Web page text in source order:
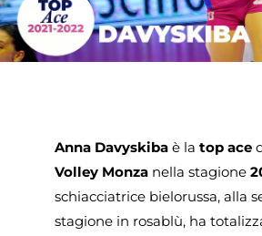
Anna Davyskiba è la top ace
Volley Monza nella stagione
schiacciatrice bielorussa, alla
stagione in rosablù, ha